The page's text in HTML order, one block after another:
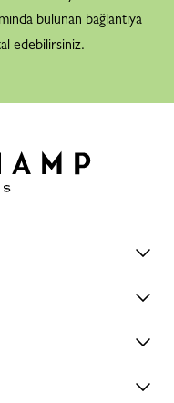
bulunan bağlantıya
edebilirsiniz.